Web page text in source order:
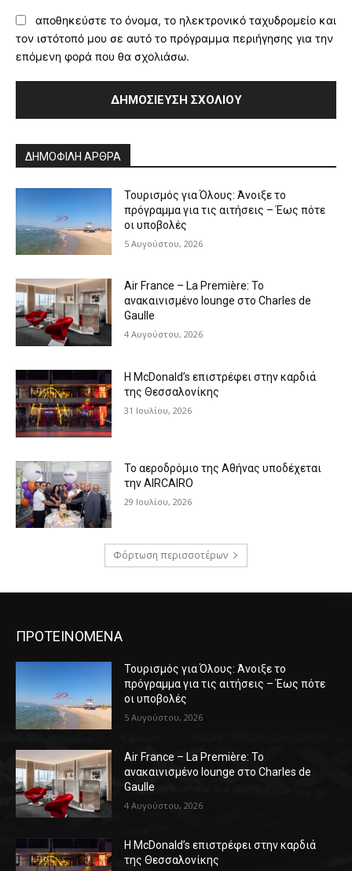
αποθηκεύστε το όνομα, το ηλεκτρονικό ταχυδρομείο και
τον ιστότοπό μου σε αυτό το πρόγραμμα περιήγησης για την
επόμενη φορά που θα σχολιάσω.
ΔΗΜΟΦΙΛΗ ΑΡΘΡΑ
Τουρισμός για Όλους: Άνοιξε το
πρόγραμμα για τις αιτήσεις – Έως πότε
οι υποβολές
5 Αυγούστου, 2026
Air France – La Première: Το
ανακαινισμένο lounge στο Charles de
Gaulle
4 Αυγούστου, 2026
Η McDonald’s επιστρέφει στην καρδιά
της Θεσσαλονίκης
31 Ιουλίου, 2026
Το αεροδρόμιο της Αθήνας υποδέχεται
την AIRCAIRO
29 Ιουλίου, 2026
Φόρτωση περισσοτέρων
ΠΡΟΤΕΙΝΟΜΕΝΑ
Τουρισμός για Όλους: Άνοιξε το
πρόγραμμα για τις αιτήσεις – Έως πότε
οι υποβολές
5 Αυγούστου, 2026
Air France – La Première: Το
ανακαινισμένο lounge στο Charles de
Gaulle
4 Αυγούστου, 2026
Η McDonald’s επιστρέφει στην καρδιά
της Θεσσαλονίκης